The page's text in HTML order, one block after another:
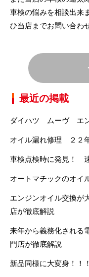
車検の悩みを相談出来
ひ当店までお問い合わ
最近の掲載
ダイハツ ムーヴ エ
オイル漏れ修理 ２２
車検点検時に発見！
オートマチックのオイ
エンジンオイル交換が
店が徹底解説
来年から義務化される
門店が徹底解説
新品同様に大変身！！！